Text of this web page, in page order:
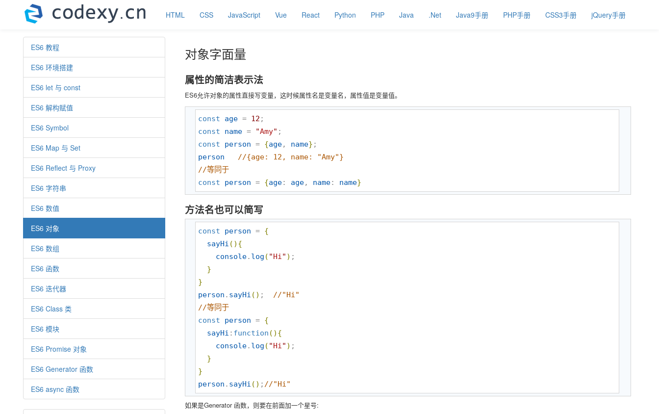
HTML CSS JavaScript Vue React Python PHP Java .Net Java9手册 PHP手册 CSS3手册 jQuery手册
ES6 教程
ES6 环境搭建
ES6 let 与 const
ES6 解构赋值
ES6 Symbol
ES6 Map 与 Set
ES6 Reflect 与 Proxy
ES6 字符串
ES6 数值
ES6 对象
ES6 数组
ES6 函数
ES6 迭代器
ES6 Class 类
ES6 模块
ES6 Promise 对象
ES6 Generator 函数
ES6 async 函数
对象字面量
属性的简洁表示法
ES6允许对象的属性直接写变量，这时候属性名是变量名，属性值是变量值。
const age = 12
const
name = "Amy"
const
person = {age, name}
person
//{age: 12, name: "Amy"}
//等同于
const
person = {age: age, name: name}
方法名也可以简写
const person = {
sayHi ( ) {
console. log ( "Hi" ) ;
}
}
person . sayHi ( ) ; //"Hi"
//等同于
const
person = {
sayHi : function ( ) {
console. log ( "Hi" ) ;
}
}
person . sayHi ( ) ; //"Hi"
如果是Generator 函数，则要在前面加一个星号: